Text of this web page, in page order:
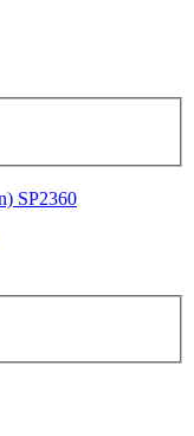
SP2360